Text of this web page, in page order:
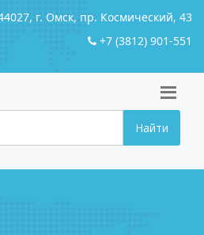
г. Омск, пр. Космический, 43
+7 (3812) 901-551
Найти